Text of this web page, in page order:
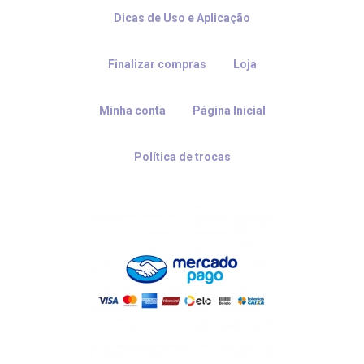
Dicas de Uso e Aplicação
Finalizar compras Loja
Minha conta Página Inicial
Política de trocas